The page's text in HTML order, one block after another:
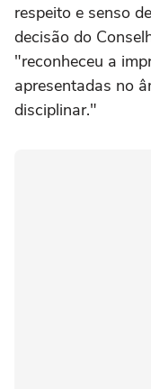
respeito e senso
decisão do
"reconheceu a
apresentadas no
disciplinar."